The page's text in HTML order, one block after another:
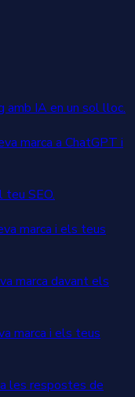
IA en un sol lloc.
marca a ChatGPT i
teu SEO.
marca i els teus
marca davant els
marca i els teus
les respostes de